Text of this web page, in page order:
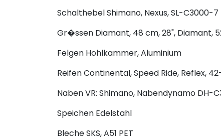
SchalthebelShimano, Nexus, SL-C3000-7
Gr�ssen Diamant, 48 cm, 28", Diamant,
Felgen Hohlkammer, Aluminium
ReifenContinental, Speed Ride, Reflex,
NabenVR: Shimano, Nabendynamo DH-
Speichen Edelstahl
BlecheSKS, A51 PET